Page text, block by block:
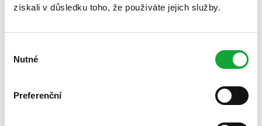
získali v důsledku toho, že používáte jejich služby.
souhlasu
Nutné
Preferenční